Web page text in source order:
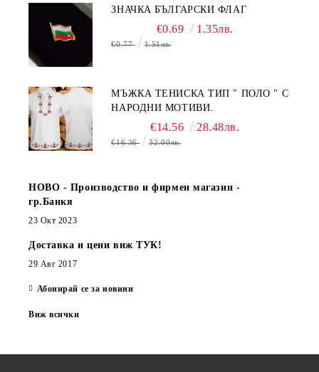
ЗНАЧКА БЪЛГАРСКИ ФЛАГ
€0.69 1.35лв.
€0.77 1.51лв.
МЪЖКА ТЕНИСКА ТИП " ПОЛО " С
НАРОДНИ МОТИВИ.
€14.56 28.48лв.
€16.36 32.00лв.
НОВО - Производство и фирмен магазин -
гр.Банкя
23 Окт 2023
Доставка и цени виж ТУК!
29 Авг 2017
Абонирай се за новини
Виж всички